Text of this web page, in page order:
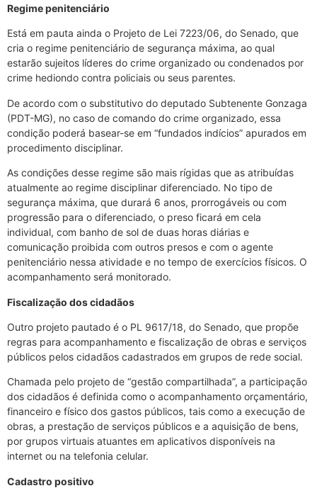
Regime penitenciário
Está em pauta ainda o Projeto de Lei 7223/06, do Senado, que
cria o regime penitenciário de segurança máxima, ao qual
estarão sujeitos líderes do crime organizado ou condenados por
crime hediondo contra policiais ou seus parentes.
De acordo com o substitutivo do deputado Subtenente Gonzaga
(PDT-MG), no caso de comando do crime organizado, essa
condição poderá basear-se em “fundados indícios” apurados em
procedimento disciplinar.
As condições desse regime são mais rígidas que as atribuídas
atualmente ao regime disciplinar diferenciado. No tipo de
segurança máxima, que durará 6 anos, prorrogáveis ou com
progressão para o diferenciado, o preso ficará em cela
individual, com banho de sol de duas horas diárias e
comunicação proibida com outros presos e com o agente
penitenciário nessa atividade e no tempo de exercícios físicos. O
acompanhamento será monitorado.
Fiscalização dos cidadãos
Outro projeto pautado é o PL 9617/18, do Senado, que propõe
regras para acompanhamento e fiscalização de obras e serviços
públicos pelos cidadãos cadastrados em grupos de rede social.
Chamada pelo projeto de “gestão compartilhada”, a participação
dos cidadãos é definida como o acompanhamento orçamentário,
financeiro e físico dos gastos públicos, tais como a execução de
obras, a prestação de serviços públicos e a aquisição de bens,
por grupos virtuais atuantes em aplicativos disponíveis na
internet ou na telefonia celular.
Cadastro positivo